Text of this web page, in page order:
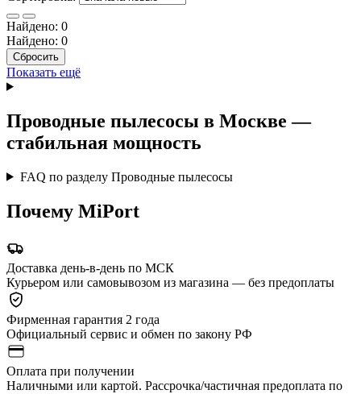
Найдено: 0
Найдено: 0
Сбросить
Показать ещё
Проводные пылесосы в Москве —
стабильная мощность
FAQ по разделу Проводные пылесосы
Почему MiPort
Доставка день-в-день по МСК
Курьером или самовывозом из магазина — без предоплаты
Фирменная гарантия 2 года
Официальный сервис и обмен по закону РФ
Оплата при получении
Наличными или картой. Рассрочка/частичная предоплата по